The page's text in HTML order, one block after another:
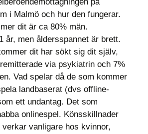
i Malmö och hur den fungerar.
dit är ca 80% män.
år, men åldersspannet är brett.
dit har sökt sig dit själv,
via psykiatrin och 7%
Vad spelar då de som kommer
landbaserat (dvs offline-
ett undantag. Det som
onlinespel. Könsskillnader
vanligare hos kvinnor,